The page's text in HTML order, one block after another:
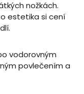
nožkách.
estetika si cení
vodorovným
povlečením a